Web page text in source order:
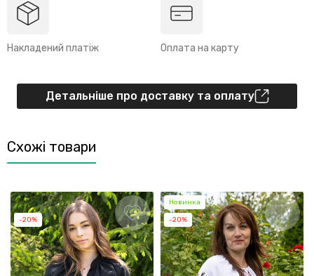
Накладений платіж Оплата на карту
Детальніше про доставку та оплату
Схожі товари
-20%
Новинка
-20%